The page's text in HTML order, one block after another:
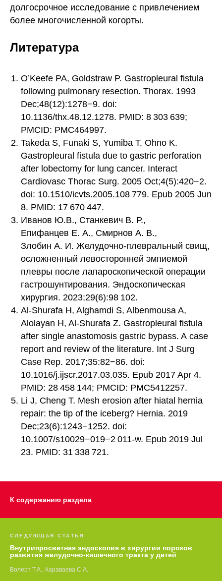
долгосрочное исследование с привлечением
более многочисленной когорты.
Литература
O’Keefe PA, Goldstraw P. Gastropleural fistula
following pulmonary resection. Thorax. 1993
Dec;48(12):1278−9. doi:
10.1136/thx.48.12.1278. PMID: 8 303 639;
PMCID: PMC464997.
Takeda S, Funaki S, Yumiba T, Ohno K.
Gastropleural fistula due to gastric perforation
after lobectomy for lung cancer. Interact
Cardiovasc Thorac Surg. 2005 Oct;4(5):420−2.
doi: 10.1510/icvts.2005.108 779. Epub 2005 Jun
8. PMID: 17 670 447.
Иванов Ю.В., Станкевич В. Р.,
Епифанцев Е. А., Смирнов А. В.,
Злобин А. И. Желудочно-плевральный свищ,
осложненный левосторонней эмпиемой
плевры после лапароскопической операции
гастрошунтирования. Эндоскопическая
хирургия. 2023;29(6):98 102.
Al-Shurafa H, Alghamdi S, Albenmousa A,
Alolayan H, Al-Shurafa Z. Gastropleural fistula
after single anastomosis gastric bypass. A case
report and review of the literature. Int J Surg
Case Rep. 2017;35:82−86. doi:
10.1016/j.ijscr.2017.03.035. Epub 2017 Apr 4.
PMID: 28 458 144; PMCID: PMC5412257.
Li J, Cheng T. Mesh erosion after hiatal hernia
repair: the tip of the iceberg? Hernia. 2019
Dec;23(6):1243−1252. doi:
10.1007/s10029−019−2 011-w. Epub 2019 Jul
23. PMID: 31 338 721.
К содержанию раздела
СЛЕДУЮЩАЯ СТАТЬЯ
Внутрипросветная эндоскопия в хирургии пороков
развития желудочно-кишечного тракта у детей
Волерт Т.А., Караваева С.А.